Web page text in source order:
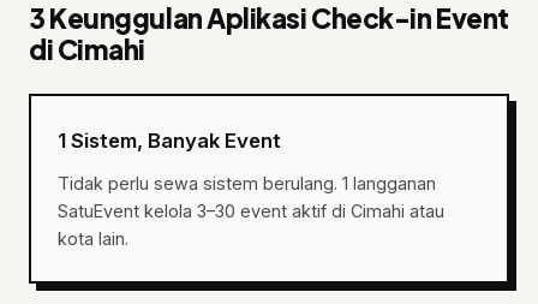
3 Keunggulan Aplikasi Check-in Event
di Cimahi
1 Sistem, Banyak Event
Tidak perlu sewa sistem berulang. 1 langganan
SatuEvent kelola 3–30 event aktif di Cimahi atau
kota lain.